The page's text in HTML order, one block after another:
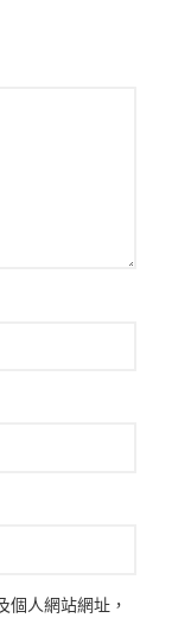
個人網站網址，